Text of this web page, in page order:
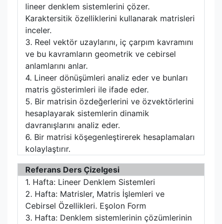
lineer denklem sistemlerini çözer.
Karaktersitik özelliklerini kullanarak matrisleri
inceler.
3. Reel vektör uzaylarını, iç çarpım kavramını
ve bu kavramların geometrik ve cebirsel
anlamlarını anlar.
4. Lineer dönüşümleri analiz eder ve bunları
matris gösterimleri ile ifade eder.
5. Bir matrisin özdeğerlerini ve özvektörlerini
hesaplayarak sistemlerin dinamik
davranışlarını analiz eder.
6. Bir matrisi köşegenleştirerek hesaplamaları
kolaylaştırır.
Referans Ders Çizelgesi
1. Hafta: Lineer Denklem Sistemleri
2. Hafta: Matrisler, Matris İşlemleri ve
Cebirsel Özellikleri. Eşolon Form
3. Hafta: Denklem sistemlerinin çözümlerinin